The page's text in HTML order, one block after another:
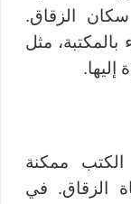
الزقاق.
بالمكتبة، مثل
إليها.
الكتب ممكنة
الزقاق. في